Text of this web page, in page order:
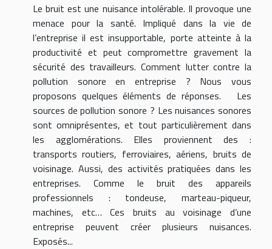
Le bruit est une nuisance intolérable. Il provoque une
menace pour la santé. Impliqué dans la vie de
l’entreprise il est insupportable, porte atteinte à la
productivité et peut compromettre gravement la
sécurité des travailleurs. Comment lutter contre la
pollution sonore en entreprise ? Nous vous
proposons quelques éléments de réponses. Les
sources de pollution sonore ? Les nuisances sonores
sont omniprésentes, et tout particulièrement dans
les agglomérations. Elles proviennent des :
transports routiers, ferroviaires, aériens, bruits de
voisinage. Aussi, des activités pratiquées dans les
entreprises. Comme le bruit des appareils
professionnels : tondeuse, marteau-piqueur,
machines, etc… Ces bruits au voisinage d’une
entreprise peuvent créer plusieurs nuisances.
Exposés...